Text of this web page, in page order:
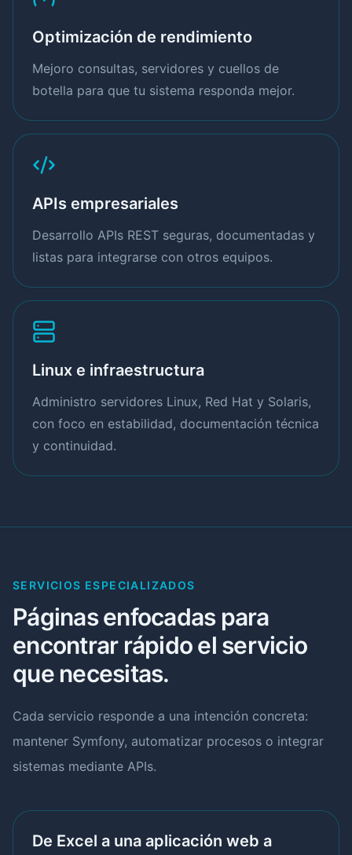
Optimización de rendimiento
Mejoro consultas, servidores y cuellos de
botella para que tu sistema responda mejor.
APIs empresariales
Desarrollo APIs REST seguras, documentadas y
listas para integrarse con otros equipos.
Linux e infraestructura
Administro servidores Linux, Red Hat y Solaris,
con foco en estabilidad, documentación técnica
y continuidad.
SERVICIOS ESPECIALIZADOS
Páginas enfocadas para
encontrar rápido el servicio
que necesitas.
Cada servicio responde a una intención concreta:
mantener Symfony, automatizar procesos o integrar
sistemas mediante APIs.
De Excel a una aplicación web a